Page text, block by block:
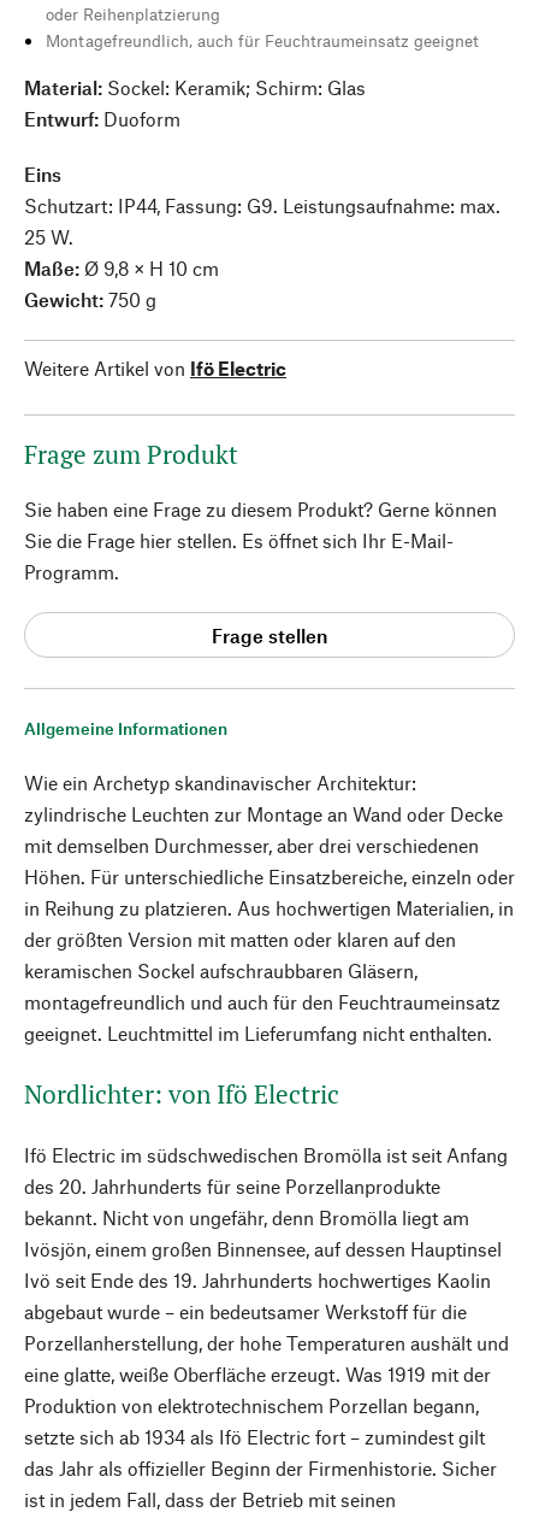
Allgemeine Informationen
Wie ein Archetyp skandinavischer Architektur:
zylindrische Leuchten zur Montage an Wand oder Decke
mit demselben Durchmesser, aber drei verschiedenen
Höhen. Für unterschiedliche Einsatzbereiche, einzeln oder
in Reihung zu platzieren. Aus hochwertigen Materialien, in
der größten Version mit matten oder klaren auf den
keramischen Sockel aufschraubbaren Gläsern,
montagefreundlich und auch für den Feuchtraumeinsatz
geeignet. Leuchtmittel im Lieferumfang nicht enthalten.
Nordlichter: von Ifö Electric
Ifö Electric im südschwedischen Bromölla ist seit Anfang
des 20. Jahrhunderts für seine Porzellanprodukte
bekannt. Nicht von ungefähr, denn Bromölla liegt am
Ivösjön, einem großen Binnensee, auf dessen Hauptinsel
Ivö seit Ende des 19. Jahrhunderts hochwertiges Kaolin
abgebaut wurde – ein bedeutsamer Werkstoff für die
Porzellanherstellung, der hohe Temperaturen aushält und
eine glatte, weiße Oberfläche erzeugt. Was 1919 mit der
Produktion von elektrotechnischem Porzellan begann,
setzte sich ab 1934 als Ifö Electric fort – zumindest gilt
das Jahr als offizieller Beginn der Firmenhistorie. Sicher
ist in jedem Fall, dass der Betrieb mit seinen
oder Reihenplatzierung
Montagefreundlich, auch für Feuchtraumeinsatz geeignet
Material: Sockel: Keramik; Schirm: Glas
Entwurf: Duoform
Eins
Schutzart: IP44, Fassung: G9. Leistungsaufnahme: max.
25 W.
Maße: Ø 9,8 × H 10 cm
Gewicht: 750 g
Weitere Artikel von Ifö Electric
Frage zum Produkt
Sie haben eine Frage zu diesem Produkt? Gerne können
Sie die Frage hier stellen. Es öffnet sich Ihr E-Mail-
Programm.
Frage stellen